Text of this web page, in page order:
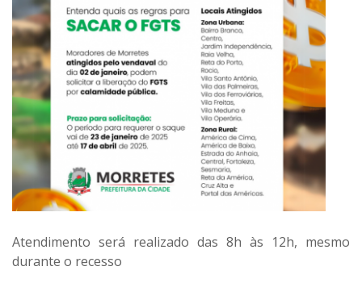
Atendimento será realizado das 8h às 12h, mesmo
durante o recesso